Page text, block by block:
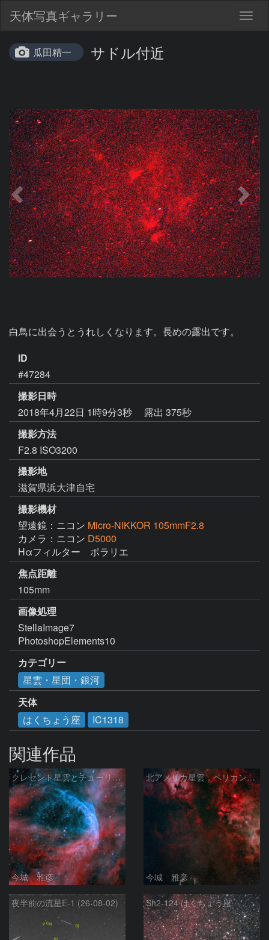
天体写真ギャラリー
瓜田精一 サドル付近
白鳥に出会うとうれしくなります。長めの露出です。
ID
#47284
撮影日時
2018年4月22日 1時9分3秒
露出 375秒
撮影方法
F2.8 ISO3200
撮影地
滋賀県浜大津自宅
撮影機材
望遠鏡：ニコン Micro-NIKKOR 105mmF2.8
カメラ：ニコン D5000
Hαフィルター　ポラリエ
焦点距離
105mm
画像処理
StellaImage7
PhotoshopElements10
カテゴリー
星雲・星団・銀河
天体
はくちょう座
IC1318
関連作品
クレセント星雲とチューリップ星雲の真ん中あたりにある星雲 NGC6883 ???
今城 雅彦
北アメリカ星雲，ペリカン星雲，サドル付近，クレセント星雲，網状星雲・・・etc
今城 雅彦
夜半前の流星E-1 (26-08-02) Sh2-124 はくちょう座